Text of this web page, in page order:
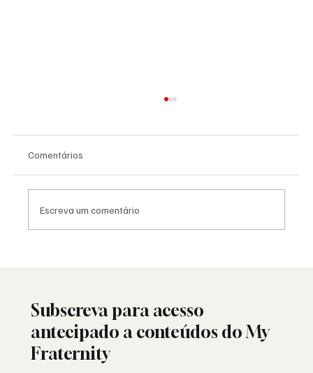
Comentários
Escreva um comentário
Subscreva para acesso
antecipado a conteúdos do My
Fraternity